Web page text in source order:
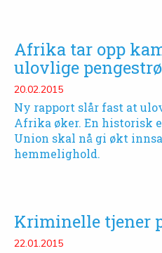
Afrika tar opp
ulovlige
20.02.2015
Ny rapport slår fast at
Afrika øker. En historisk
Union skal nå gi økt
hemmelighold.
Kriminelle tjener
22.01.2015